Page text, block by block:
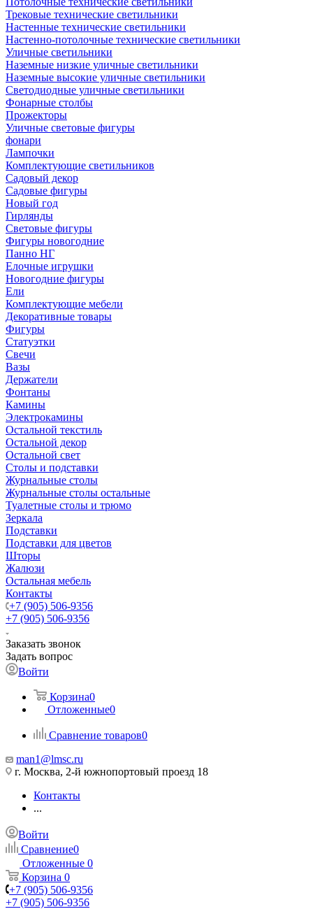
Трековые технические светильники
Настенные технические светильники
Настенно-потолочные технические светильники
Уличные светильники
Наземные низкие уличные светильники
Наземные высокие уличные светильники
Светодиодные уличные светильники
Фонарные столбы
Прожекторы
Уличные световые фигуры
фонари
Лампочки
Комплектующие светильников
Садовый декор
Садовые фигуры
Новый год
Гирлянды
Световые фигуры
Фигуры новогодние
Панно НГ
Елочные игрушки
Новогодние фигуры
Ели
Комплектующие мебели
Декоративные товары
Фигуры
Статуэтки
Свечи
Вазы
Держатели
Фонтаны
Камины
Электрокамины
Остальной текстиль
Остальной декор
Остальной свет
Столы и подставки
Журнальные столы
Журнальные столы остальные
Туалетные столы и трюмо
Зеркала
Подставки
Подставки для цветов
Шторы
Жалюзи
Остальная мебель
Контакты
+7 (905) 506-9356
+7 (905) 506-9356
Заказать звонок
Задать вопрос
Войти
Корзина0
Отложенные0
Сравнение товаров0
man1@lmsc.ru
г. Москва, 2-й южнопортовый проезд 18
Контакты
...
Войти
Сравнение0
Отложенные 0
Корзина 0
+7 (905) 506-9356
+7 (905) 506-9356